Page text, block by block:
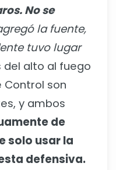
No se
la fuente,
tuvo lugar
del alto al fuego
Control son
y ambos
de
solo usar la
defensiva.